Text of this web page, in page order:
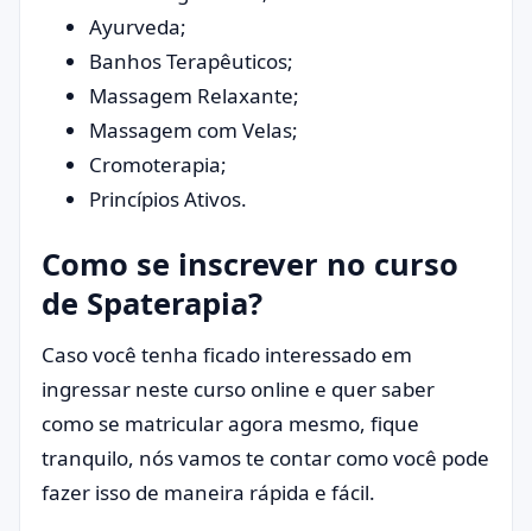
Ayurveda;
Banhos Terapêuticos;
Massagem Relaxante;
Massagem com Velas;
Cromoterapia;
Princípios Ativos.
Como se inscrever no curso
de Spaterapia?
Caso você tenha ficado interessado em
ingressar neste curso online e quer saber
como se matricular agora mesmo, fique
tranquilo, nós vamos te contar como você pode
fazer isso de maneira rápida e fácil.